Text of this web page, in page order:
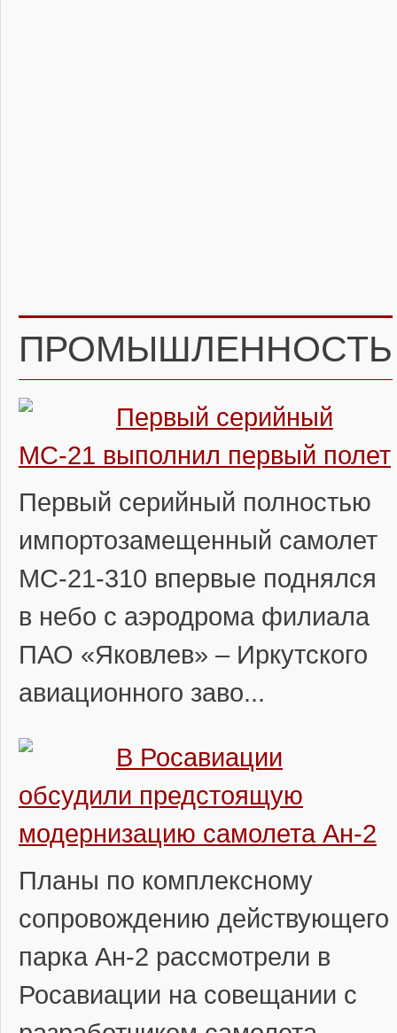
ПРОМЫШЛЕННОСТЬ
Первый серийный
МС-21 выполнил первый полет
Первый серийный полностью
импортозамещенный самолет
МС-21-310 впервые поднялся
в небо с аэродрома филиала
ПАО «Яковлев» – Иркутского
авиационного заво...
В Росавиации
обсудили предстоящую
модернизацию самолета Ан-2
Планы по комплексному
сопровождению действующего
парка Ан-2 рассмотрели в
Росавиации на совещании с